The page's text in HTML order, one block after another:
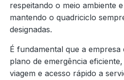
respeitando o meio ambiente
mantendo o quadriciclo
designadas.
É fundamental que a
plano de emergência
viagem e acesso rápido a